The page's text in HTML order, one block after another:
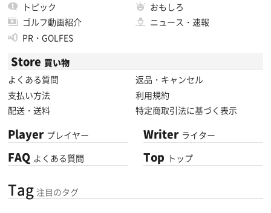
トピック
おもしろ
ゴルフ動画紹介
ニュース・速報
PR・GOLFES
Store 買い物
よくある質問
返品・キャンセル
支払い方法
利用規約
配送・送料
特定商取引法に基づく表示
Player プレイヤー
FAQ よくある質問
Writer ライター
Top トップ
Tag 注目のタグ